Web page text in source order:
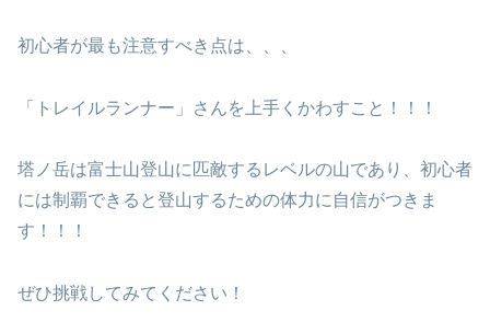
初心者が最も注意すべき点は、、、
「トレイルランナー」さんを上手くかわすこと！！！
塔ノ岳は富士山登山に匹敵するレベルの山であり、初心者
には制覇できると登山するための体力に自信がつきま
す！！！
ぜひ挑戦してみてください！